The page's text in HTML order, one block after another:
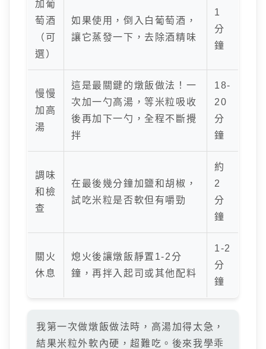
加葡
萄酒
（可
選）
如果使用，倒入白葡萄酒，
讓它蒸發一下，去除酒精味
1
分
鐘
慢慢
加高
湯
這是最關鍵的燉飯做法！一
次加一勺高湯，等米粒吸收
後再加下一勺，全程不斷攪
拌
18-
20
分
鐘
調味
和檢
查
在最後幾分鐘加鹽和胡椒，
試吃米粒是否軟但有嚼勁
約
2
分
鐘
關火
休息
熄火後讓燉飯靜置1-2分
鐘，再拌入起司或其他配料
1-2
分
鐘
我第一次做燉飯做法時，高湯加得太急，
結果米粒外軟內硬，超難吃。後來我學乖